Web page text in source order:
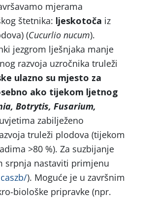
mjerama
štetnika: ljeskotoča iz
(Cucurlio nucum).
jezgrom lješnjaka manje
razvoja uzročnika truleži
ulazno su mjesto za
ako tijekom ljetnog
Botrytis, Fusarium,
zabilježeno
truleži plodova (tijekom
>80 %). Za suzbijanje
srpnja nastaviti primjenu
). Moguće je u završnim
biološke pripravke (npr.